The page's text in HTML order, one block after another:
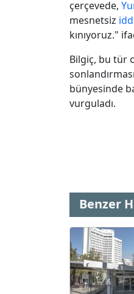
çerçevede,
mesnetsiz
kınıyoruz."
Bilgiç, bu tür
bünyesinde
vurguladı.
Benzer